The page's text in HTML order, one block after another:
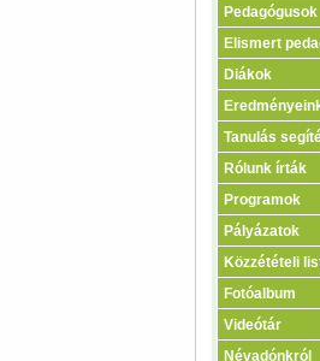
Pedagógusok
Elismert
Diákok
Tanulás
Rólunk írták
Programok
Pályázatok
Közzétételi
Fotóalbum
Videótár
Névadónkról